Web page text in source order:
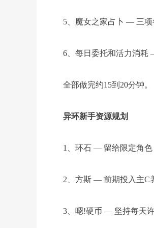
5、魔女之家占卜 — 三项
6、每日委托和活力消耗
全部做完约15到20分钟。
异环新手资源规划
1、环石 — 留给限定角
2、方斯 — 前期投入主C
3、嗯!硬币 — 坚持每天